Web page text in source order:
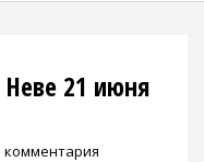
21 июня
комментария